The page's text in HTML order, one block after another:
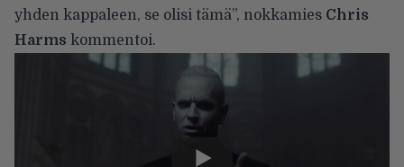
yhden kappaleen, se olisi tämä”, nokkamies Chris
Harms kommentoi.